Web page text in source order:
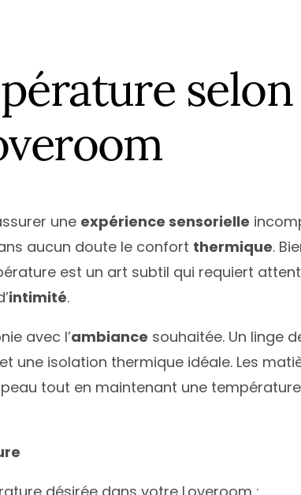
selon
une expérience sensorielle
aucun doute le confort thermique.
est un art subtil qui requiert
intimité.
avec l’ambiance souhaitée. Un linge
et une isolation thermique idéale. Les
tout en maintenant une température